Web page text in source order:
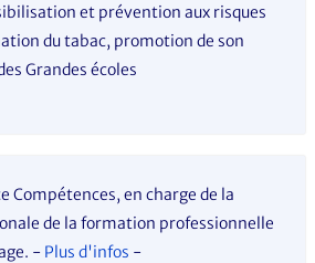
et prévention aux risques
du tabac, promotion de son
Grandes écoles
Compétences, en charge de la
de la formation professionnelle
- Plus d'infos -